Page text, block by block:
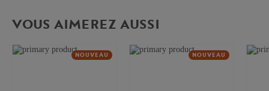
VOUS AIMEREZ AUSSI
NOUVEAU NOUVEAU